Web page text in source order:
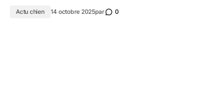
Actu chien 14 octobre 2025par 0